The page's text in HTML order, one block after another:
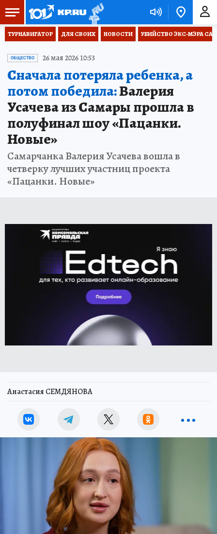
ТУРНАВИГАТОР ДЛЯ СВОИХ НОВОСТИ УБИЙСТВО ЭКС-МЭРА
ОБЩЕСТВО 26 мая 2026 10:53
Сначала потеряла ребенка, а
потом победила:Валерия
Усачева из Самары прошла в
полуфинал шоу «Пацанки.
Новые»
Самарчанка Валерия Усачева вошла в
четверку лучших участниц проекта
«Пацанки. Новые»
Анастасия СЕМДЯНОВА